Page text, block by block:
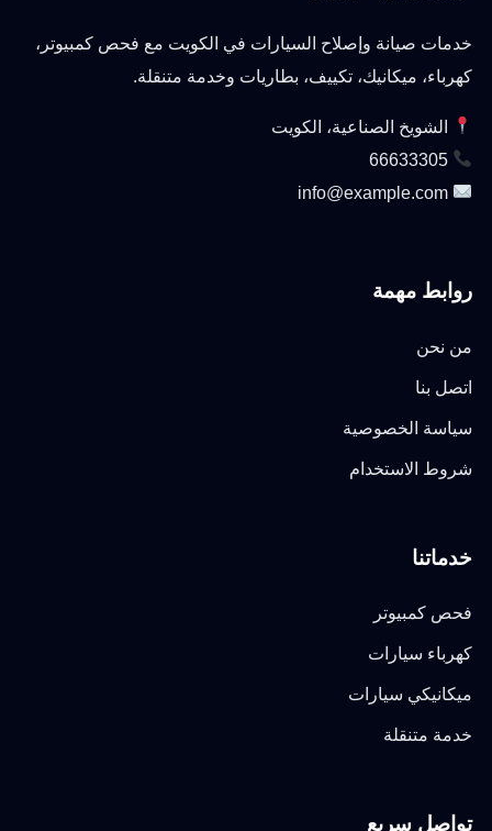
خدمات صيانة وإصلاح السيارات في الكويت مع فحص كمبيوتر،
كهرباء، ميكانيك، تكييف، بطاريات وخدمة متنقلة.
الشويخ الصناعية، الكويت
66633305
info@example.com
روابط مهمة
من نحن
اتصل بنا
سياسة الخصوصية
شروط الاستخدام
خدماتنا
فحص كمبيوتر
كهرباء سيارات
ميكانيكي سيارات
خدمة متنقلة
تواصل سريع